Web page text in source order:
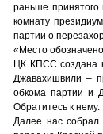
раньше
комнату
партии о
«Место
ЦК КПСС создана
Джавахишвили –
обкома партии и
Обратитесь к
Далее нас собрал